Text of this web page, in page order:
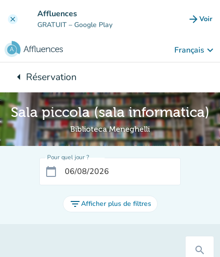
clear Affluences
GRATUIT – Google Play arrow_forward Voir
Français keyboard_arrow_down
arrow_leftRetour à :
Réservation
Sala piccola (sala informatica)
Biblioteca Meneghelli
Pour quel jour ?
calendar_today
filter_listAfficher plus de filtres
search